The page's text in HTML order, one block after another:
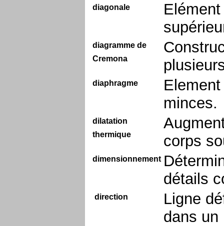
diagonale
diagramme de
Cremona
diaphragme
minces.
dilatation
thermique
corps
dimensionnement
détails
direction
Ligne
dans un